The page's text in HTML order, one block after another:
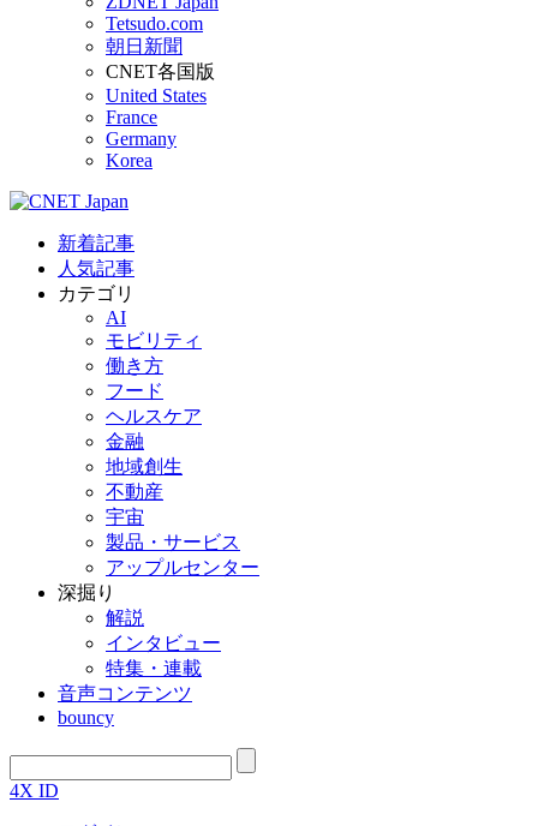
Tetsudo.com
朝日新聞
CNET各国版
United States
France
Germany
Korea
新着記事
人気記事
カテゴリ
AI
モビリティ
働き方
フード
ヘルスケア
金融
地域創生
不動産
宇宙
製品・サービス
アップルセンター
深掘り
解説
インタビュー
特集・連載
音声コンテンツ
bouncy
4X ID